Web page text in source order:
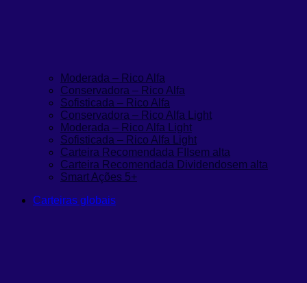
Moderada – Rico Alfa
Conservadora – Rico Alfa
Sofisticada – Rico Alfa
Conservadora – Rico Alfa Light
Moderada – Rico Alfa Light
Sofisticada – Rico Alfa Light
Carteira Recomendada FIIsem alta
Carteira Recomendada Dividendosem alta
Smart Ações 5+
Carteiras globais